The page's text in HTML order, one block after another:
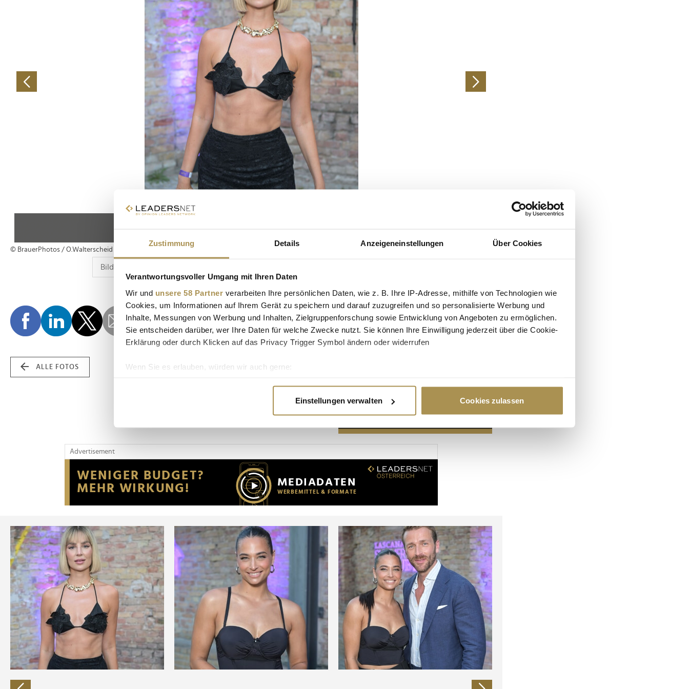
Zustimmung Details Anzeigeneinstellungen Über Cookies
Verantwortungsvoller Umgang mit Ihren Daten
Wir und unsere 58 Partner verarbeiten Ihre persönlichen Daten, wie z. B. Ihre IP-Adresse, mithilfe von Technologien wie
Cookies, um Informationen auf Ihrem Gerät zu speichern und darauf zuzugreifen und so personalisierte Werbung und
Inhalte, Messungen von Werbung und Inhalten, Zielgruppenforschung sowie Entwicklung von Angeboten zu ermöglichen.
Sie entscheiden darüber, wer Ihre Daten für welche Zwecke nutzt. Sie können Ihre Einwilligung jederzeit über die Cookie-
Erklärung oder durch Klicken auf das Privacy Trigger Symbol ändern oder widerrufen
Wenn Sie es erlauben, würden wir auch gerne:
Erfahren Sie mehr darüber, wie Ihre persönlichen Daten verarbeitet werden, und legen Sie Ihre Präferenzen im
Wir verwenden Cookies, um Inhalte und Anzeigen zu personalisieren, Funktionen für soziale Medien anbieten zu können
Website an unsere Partner für soziale Medien, Werbung und Analysen weiter. Unsere Partner führen diese Informationen
möglicherweise mit weiteren Daten zusammen, die Sie ihnen bereitgestellt haben oder die sie im Rahmen Ihrer Nutzung
der Dienste gesammelt haben.
Einstellungen verwalten Cookies zulassen
© BrauerPhotos / O.Walterscheid
ALLE FOTOS
Advertisement
Advertisement